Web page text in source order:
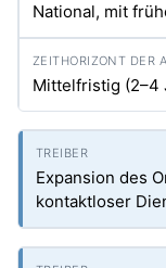
National, mit
Mittelfristig (2–4
Expansion des
kontaktloser